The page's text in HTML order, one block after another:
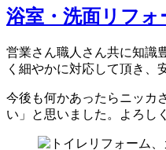
浴室・洗面リフ
営業さん職人さん共に知識
く細やかに対応して頂き、
今後も何かあったらニッカ
い」と思いました。よろし